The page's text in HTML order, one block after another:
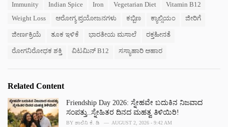
Immunity
Indian Spice Iron Vegetarian Diet
Vitamin B12
Weight Loss
ಆರೋಗ್ಯ ಪ್ರಯೋಜನಗಳು ಕಬ್ಬಿಣ ಕ್ಯಾಲ್ಸಿಯಂ ಜೀರಿಗೆ
ಜೀರ್ಣಕ್ರಿಯೆ ತೂಕ ಇಳಿಕೆ ಭಾರತೀಯ ಮಸಾಲೆ ರಕ್ತಹೀನತೆ
ರೋಗನಿರೋಧಕ ಶಕ್ತಿ ವಿಟಮಿನ್ B12 ಸಸ್ಯಾಹಾರಿ ಆಹಾರ
Related Content
Friendship Day 2026: ಸ್ನೇಹವೇ ಬದುಕಿನ ನಿಜವಾದ
ಸಂಪತ್ತು..ಸ್ನೇಹಿತರ ದಿನದ ಮಹತ್ವ ತಿಳಿಯಿರಿ!
BY ಶಾಲಿನಿ ಕೆ. ಡಿ AUGUST 2, 2026 - 9:42 AM